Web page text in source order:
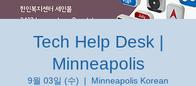
Tech Help Desk |
Minneapolis
9월 03일 (수)
  |
Minneapolis Korean